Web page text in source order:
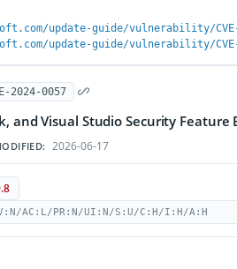
update-guide/vulnerability/CVE-
update-guide/vulnerability/CVE-
2024-0057
and Visual Studio Security
2026-06-17
AC:L/PR:N/UI:N/S:U/C:H/I:H/A:H